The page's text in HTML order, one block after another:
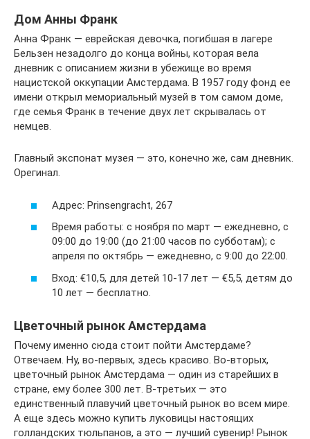
Дом Анны Франк
Анна Франк — еврейская девочка, погибшая в лагере
Бельзен незадолго до конца войны, которая вела
дневник с описанием жизни в убежище во время
нацистской оккупации Амстердама. В 1957 году фонд ее
имени открыл мемориальный музей в том самом доме,
где семья Франк в течение двух лет скрывалась от
немцев.
Главный экспонат музея — это, конечно же, сам дневник.
Орегинал.
Адрес: Prinsengracht, 267
Время работы: с ноября по март — ежедневно, с
09:00 до 19:00 (до 21:00 часов по субботам); с
апреля по октябрь — ежедневно, с 9:00 до 22:00.
Вход: €10,5, для детей 10-17 лет — €5,5, детям до
10 лет — бесплатно.
Цветочный рынок Амстердама
Почему именно сюда стоит пойти Амстердаме?
Отвечаем. Ну, во-первых, здесь красиво. Во-вторых,
цветочный рынок Амстердама — один из старейших в
стране, ему более 300 лет. В-третьих — это
единственный плавучий цветочный рынок во всем мире.
А еще здесь можно купить луковицы настоящих
голландских тюльпанов, а это — лучший сувенир! Рынок